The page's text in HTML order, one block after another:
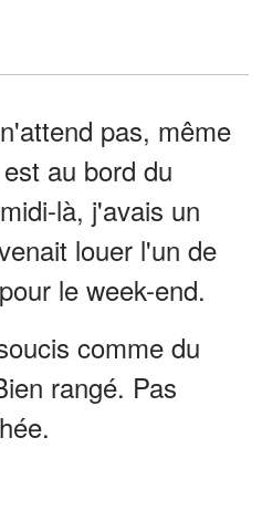
pas, même
au bord du
là, j'avais un
louer l'un de
le week-end.
comme du
rangé. Pas